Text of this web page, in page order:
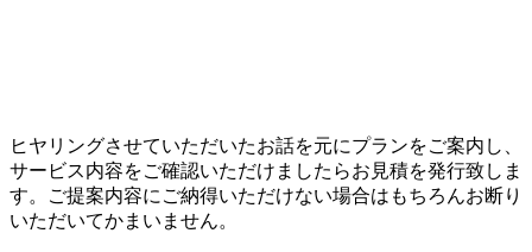
ヒヤリングさせていただいたお話を元にプランをご案内し、
サービス内容をご確認いただけましたらお見積を発行致しま
す。ご提案内容にご納得いただけない場合はもちろんお断り
いただいてかまいません。